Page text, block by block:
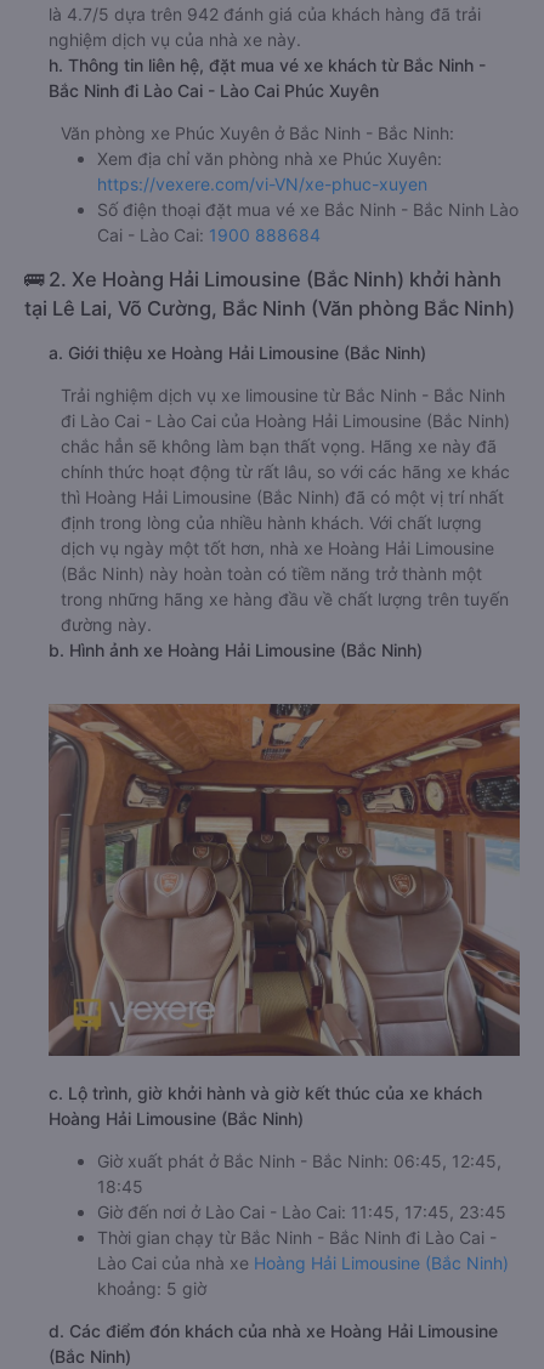
là 4.7/5 dựa trên 942 đánh giá của khách hàng đã trải
nghiệm dịch vụ của nhà xe này.
h. Thông tin liên hệ, đặt mua vé xe khách từ Bắc Ninh -
Bắc Ninh đi Lào Cai - Lào Cai Phúc Xuyên
Văn phòng xe Phúc Xuyên ở Bắc Ninh - Bắc Ninh:
Xem địa chỉ văn phòng nhà xe Phúc Xuyên:
https://vexere.com/vi-VN/xe-phuc-xuyen
Số điện thoại đặt mua vé xe Bắc Ninh - Bắc Ninh Lào
Cai - Lào Cai: 1900 888684
🚌 2. Xe Hoàng Hải Limousine (Bắc Ninh) khởi hành
tại Lê Lai, Võ Cường, Bắc Ninh (Văn phòng Bắc Ninh)
a. Giới thiệu xe Hoàng Hải Limousine (Bắc Ninh)
Trải nghiệm dịch vụ xe limousine từ Bắc Ninh - Bắc Ninh
đi Lào Cai - Lào Cai của Hoàng Hải Limousine (Bắc Ninh)
chắc hẳn sẽ không làm bạn thất vọng. Hãng xe này đã
chính thức hoạt động từ rất lâu, so với các hãng xe khác
thì Hoàng Hải Limousine (Bắc Ninh) đã có một vị trí nhất
định trong lòng của nhiều hành khách. Với chất lượng
dịch vụ ngày một tốt hơn, nhà xe Hoàng Hải Limousine
(Bắc Ninh) này hoàn toàn có tiềm năng trở thành một
trong những hãng xe hàng đầu về chất lượng trên tuyến
đường này.
b. Hình ảnh xe Hoàng Hải Limousine (Bắc Ninh)
c. Lộ trình, giờ khởi hành và giờ kết thúc của xe khách
Hoàng Hải Limousine (Bắc Ninh)
Giờ xuất phát ở Bắc Ninh - Bắc Ninh: 06:45, 12:45,
18:45
Giờ đến nơi ở Lào Cai - Lào Cai: 11:45, 17:45, 23:45
Thời gian chạy từ Bắc Ninh - Bắc Ninh đi Lào Cai -
Lào Cai của nhà xe Hoàng Hải Limousine (Bắc Ninh)
khoảng: 5 giờ
d. Các điểm đón khách của nhà xe Hoàng Hải Limousine
(Bắc Ninh)